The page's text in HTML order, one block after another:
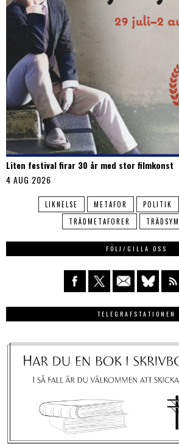
Liten festival firar 30 år med stor filmkonst
4 AUG 2026
LIKNELSE METAFOR POLITIK
TRÄDMETAFORER
FÖLJ/GILLA OSS
TELEGRAFSTATIONEN